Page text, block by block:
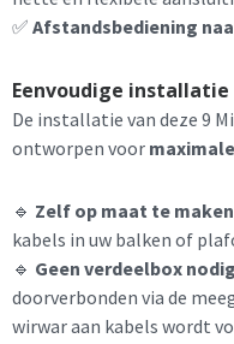
✅ Afstandsbediening
Eenvoudige
De installatie van deze 9
ontworpen voor
🔹 Zelf op maat te
kabels in uw balken of
🔹 Geen verdeelbox nodig
doorverbonden via de
wirwar aan kabels wordt